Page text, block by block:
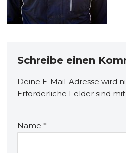
Schreibe einen
Deine E-Mail-Adresse wird
Erforderliche Felder sind mit
Name *